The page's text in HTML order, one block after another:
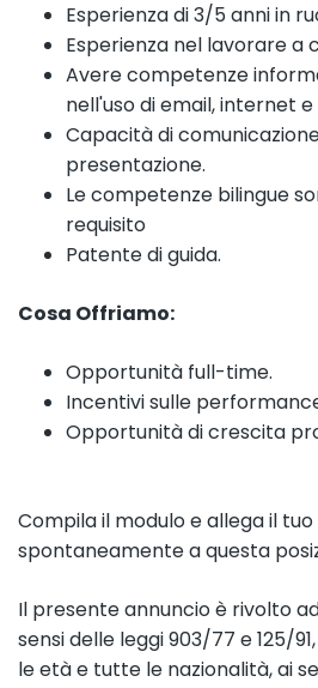
Esperienza di 3/5 anni in
Esperienza nel lavorare a
Avere competenze
nell'uso di email, internet
Capacità di
presentazione.
Le competenze bilingue
requisito
Patente di guida.
Cosa Offriamo:
Opportunità full-time.
Incentivi sulle
Opportunità di crescita
Compila il modulo e allega il
spontaneamente a questa
Il presente annuncio è rivolto
sensi delle leggi 903/77 e 125/
le età e tutte le nazionalità, ai